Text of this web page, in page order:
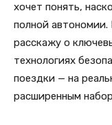
хочет понять,
полной
расскажу о
технологиях
поездки — на
расширенным